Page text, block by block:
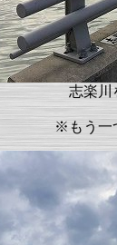
志楽川
※もう一